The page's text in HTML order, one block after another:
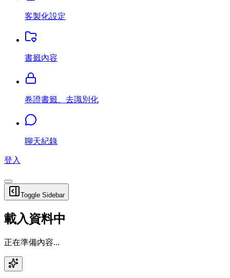
客製化設定
書籤內容
卷證書籤、去識別化
聊天紀錄
登入
Toggle Sidebar
載入資料中
正在準備內容...